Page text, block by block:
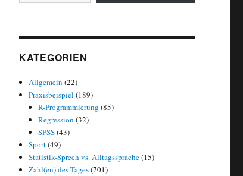
KATEGORIEN
Allgemein (22)
Praxisbeispiel (189)
R-Programmierung (85)
Regression (32)
SPSS(43)
Sport(49)
Statistik-Sprech vs. Alltagssprache(15)
Zahl(en) des Tages(701)